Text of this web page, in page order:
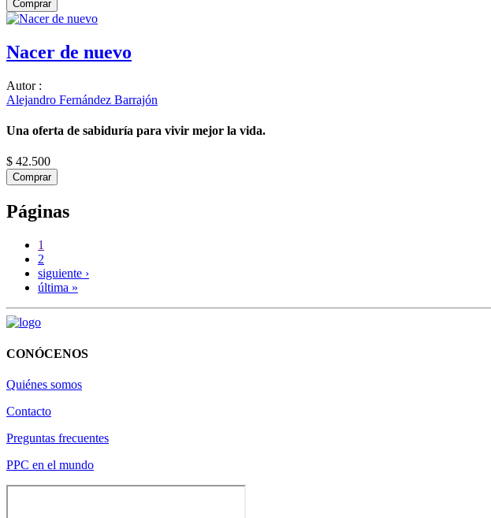
Comprar
Nacer de nuevo
Autor :
Alejandro Fernández Barrajón
Una oferta de sabiduría para vivir mejor la vida.
$ 42.500
Comprar
Páginas
1
2
siguiente ›
última »
CONÓCENOS
Quiénes somos
Contacto
Preguntas frecuentes
PPC en el mundo